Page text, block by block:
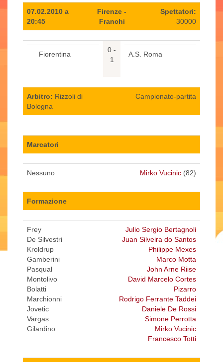
07.02.2010 a
20:45
Firenze -
Franchi
Spettatori:
30000
Fiorentina
0 -
1
A.S. Roma
Arbitro: Rizzoli di
Bologna
Campionato-partita
Marcatori
Nessuno Mirko Vucinic (82)
Formazione
Frey
De Silvestri
Kroldrup
Gamberini
Pasqual
Montolivo
Bolatti
Marchionni
Jovetic
Vargas
Gilardino
Julio Sergio Bertagnoli
Juan Silveira do Santos
Philippe Mexes
Marco Motta
John Arne Riise
David Marcelo Cortes
Pizarro
Rodrigo Ferrante Taddei
Daniele De Rossi
Simone Perrotta
Mirko Vucinic
Francesco Totti